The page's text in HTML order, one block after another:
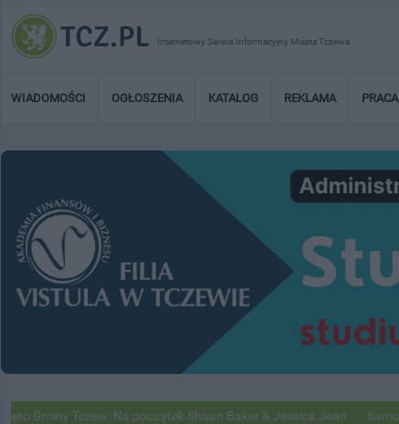
Internetowy Serwis Informacyjny Miasta Tczewa
WIADOMOŚCI OGŁOSZENIA KATALOG REKLAMA PRACA
Tczew. Na początek Shaun Baker & Jessica Jean